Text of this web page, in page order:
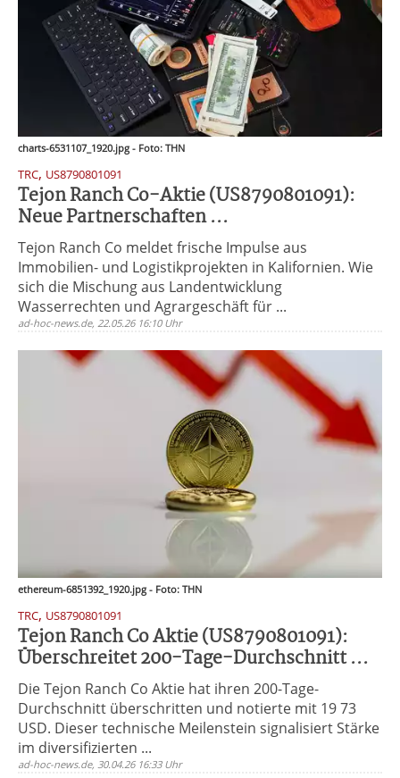
charts-6531107_1920.jpg - Foto: THN
TRC, US8790801091
Tejon Ranch Co-Aktie (US8790801091):
Neue Partnerschaften ...
Tejon Ranch Co meldet frische Impulse aus
Immobilien- und Logistikprojekten in Kalifornien. Wie
sich die Mischung aus Landentwicklung
Wasserrechten und Agrargeschäft für ...
ad-hoc-news.de, 22.05.26 16:10 Uhr
ethereum-6851392_1920.jpg - Foto: THN
TRC, US8790801091
Tejon Ranch Co Aktie (US8790801091):
Überschreitet 200-Tage-Durchschnitt ...
Die Tejon Ranch Co Aktie hat ihren 200-Tage-
Durchschnitt überschritten und notierte mit 19 73
USD. Dieser technische Meilenstein signalisiert Stärke
im diversifizierten ...
ad-hoc-news.de, 30.04.26 16:33 Uhr